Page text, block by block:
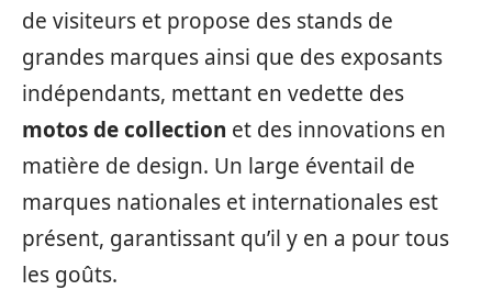
de visiteurs et propose des stands de
grandes marques ainsi que des exposants
indépendants, mettant en vedette des
motos de collection et des innovations en
matière de design. Un large éventail de
marques nationales et internationales est
présent, garantissant qu’il y en a pour tous
les goûts.